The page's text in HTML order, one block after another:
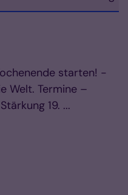
starten! -
Welt. Termine –
19. ...